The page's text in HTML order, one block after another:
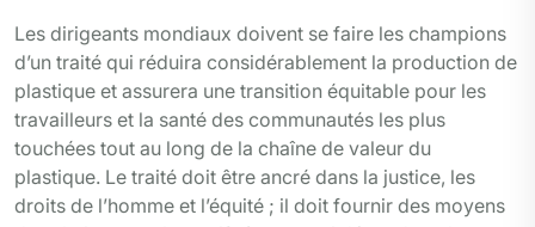
Les dirigeants mondiaux doivent se faire les champions
d’un traité qui réduira considérablement la production de
plastique et assurera une transition équitable pour les
travailleurs et la santé des communautés les plus
touchées tout au long de la chaîne de valeur du
plastique. Le traité doit être ancré dans la justice, les
droits de l’homme et l’équité ; il doit fournir des moyens